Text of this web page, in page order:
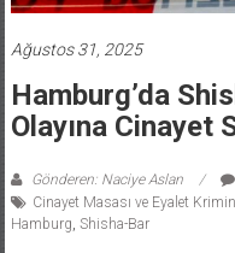
Ağustos 31, 2025
Hamburg’da
Olayına Cinayet
Gönderen: Naciye Aslan
Cinayet Masası ve Eyalet
Hamburg Shisha-Bar